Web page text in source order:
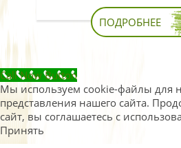
ПОДРОБНЕЕ
Call Now Button
Мы используем cookie-файлы для
представления нашего сайта.
сайт, вы соглашаетесь с
Принять